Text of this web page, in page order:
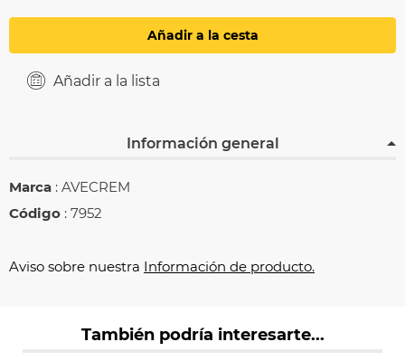
Añadir a la cesta
Añadir a la lista
Información general
Marca : AVECREM
Código : 7952
Aviso sobre nuestra Información de producto.
También podría interesarte...